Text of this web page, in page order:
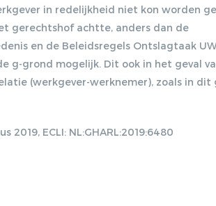
2012/1951
STRAFRECHTELIJK
VERLEDEN. WIE ZWIJGT
DIE BLIJFT?, 08-04-2013,
10-09-2013, NJB
in redelijkheid niet kon worden
gerechtshof achtte, anders dan de
en de Beleidsregels Ontslagtaak
g-grond mogelijk. Dit ook in het geval
(werkgever-werknemer), zoals in dit
ECLI: NL:GHARL:2019:6480
Gratis E-
ontvangen
adipiscing elit. Nulla in vestibulum